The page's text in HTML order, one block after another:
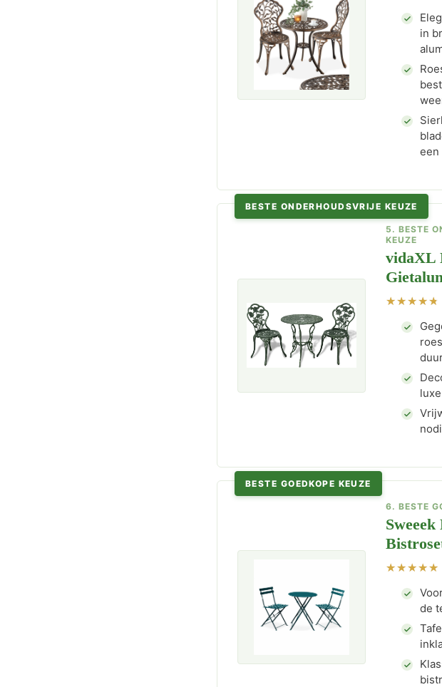
in
een
BESTE ONDERHOUDSVRIJE KEUZE
5. BESTE
KEUZE
vidaXL
BESTE GOEDKOPE KEUZE
6. BESTE
de